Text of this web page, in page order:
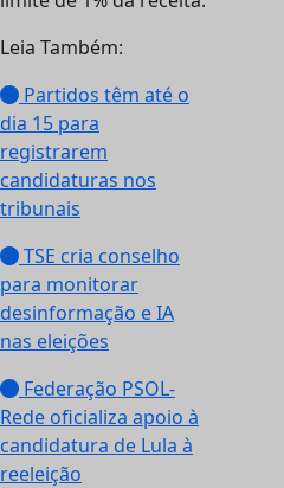
Leia Também:
Partidos têm até o
dia 15 para
registrarem
candidaturas nos
tribunais
TSE cria conselho
para monitorar
desinformação e IA
nas eleições
Federação PSOL-
Rede oficializa apoio à
candidatura de Lula à
reeleição